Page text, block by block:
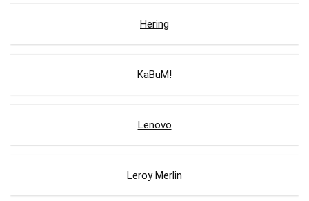
Hering
KaBuM!
Lenovo
Leroy Merlin